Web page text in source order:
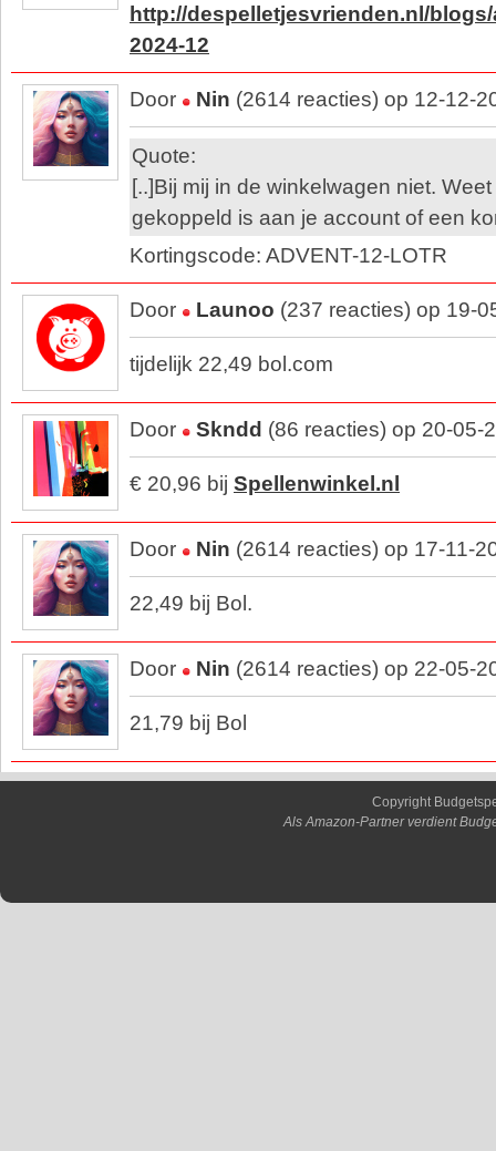
http://despelletjesvrienden.nl/
2024-12
Door Nin (2614 reacties) op 12-12-
Quote:
[..]Bij mij in de winkelwagen niet.
gekoppeld is aan je account of een
Kortingscode: ADVENT-12-LOTR
Door Launoo (237 reacties) op 19-
tijdelijk 22,49 bol.com
Door Skndd (86 reacties) op 20-05-
€ 20,96 bij Spellenwinkel.nl
Door Nin (2614 reacties) op 17-11-
22,49 bij Bol.
Door Nin (2614 reacties) op 22-05-
21,79 bij Bol
Copyright
Als Amazon-Partner verdient